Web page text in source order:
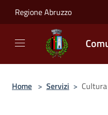
Regione Abruzzo
Home > Servizi >